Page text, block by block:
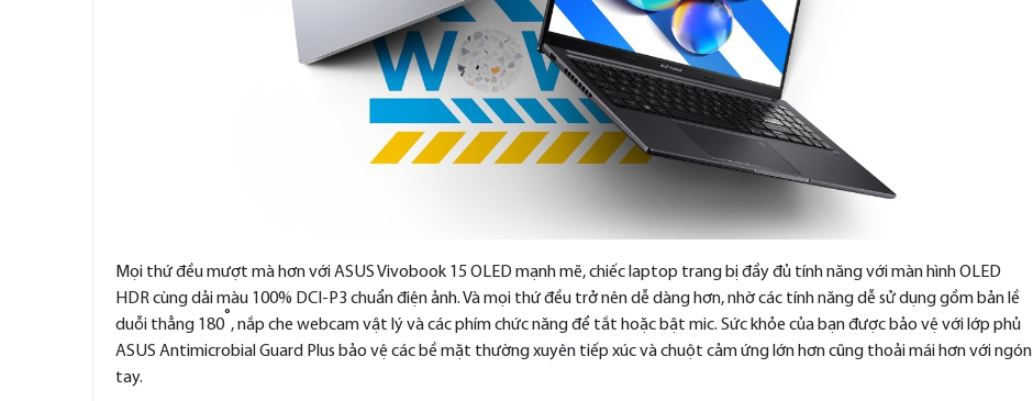
Mọi thứ đều mượt mà hơn với ASUS Vivobook 15 OLED mạnh mẽ, chiếc laptop trang bị đầy đủ tính năng với màn hình OLED
HDR cùng dải màu 100% DCI-P3 chuẩn điện ảnh. Và mọi thứ đều trở nên dễ dàng hơn, nhờ các tính năng dễ sử dụng gồm bản lề
duỗi thẳng 180°, nắp che webcam vật lý và các phím chức năng để tắt hoặc bật mic. Sức khỏe của bạn được bảo vệ với lớp phủ
ASUS Antimicrobial Guard Plus bảo vệ các bề mặt thường xuyên tiếp xúc và chuột cảm ứng lớn hơn cũng thoải mái hơn với ngón
tay.